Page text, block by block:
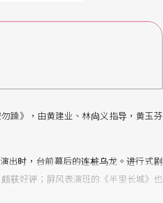
躁》，由黄建业、林尙义指导，黄玉芬
出时，台前幕后的连桩乌龙。进行式剧
获好评；屛风表演班的《半里长城》也